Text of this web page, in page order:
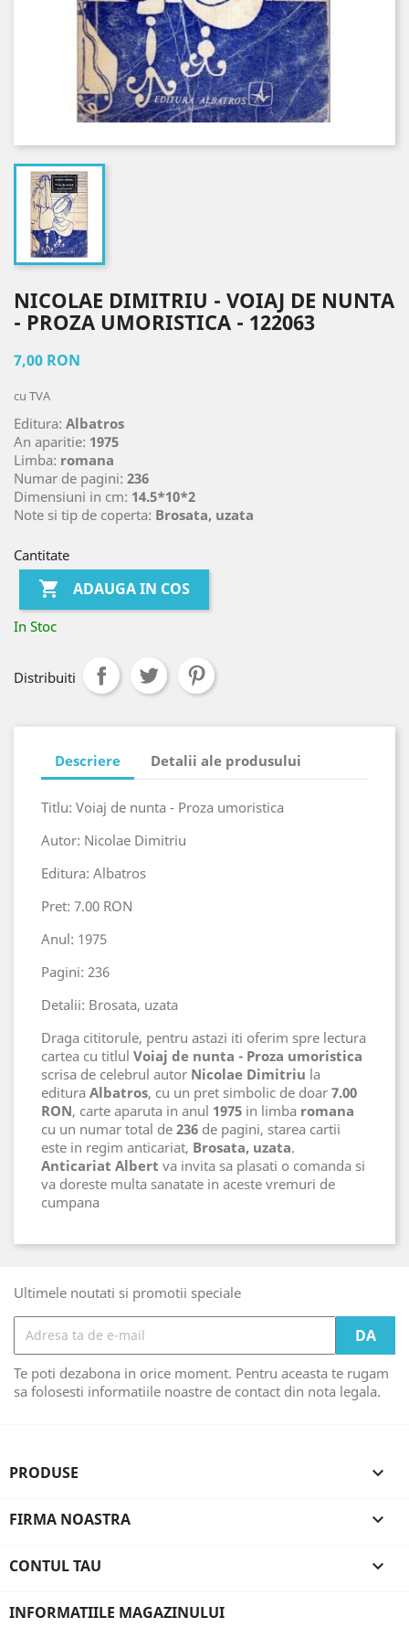
NICOLAE DIMITRIU - VOIAJ DE NUNTA
- PROZA UMORISTICA - 122063
7,00 RON
cu TVA
Editura: Albatros
An aparitie: 1975
Limba: romana
Numar de pagini: 236
Dimensiuni in cm: 14.5*10*2
Note si tip de coperta: Brosata, uzata
Cantitate
 ADAUGA IN COS
In Stoc
Distribuiti
Descriere Detalii ale produsului
Titlu: Voiaj de nunta - Proza umoristica
Autor: Nicolae Dimitriu
Editura: Albatros
Pret: 7.00 RON
Anul: 1975
Pagini: 236
Detalii: Brosata, uzata
Draga cititorule, pentru astazi iti oferim spre lectura
cartea cu titlul Voiaj de nunta - Proza umoristica
scrisa de celebrul autor Nicolae Dimitriu la
editura Albatros, cu un pret simbolic de doar 7.00
RON, carte aparuta in anul 1975 in limba romana
cu un numar total de 236 de pagini, starea cartii
este in regim anticariat, Brosata, uzata.
Anticariat Albert va invita sa plasati o comanda si
va doreste multa sanatate in aceste vremuri de
cumpana
Ultimele noutati si promotii speciale
Te poti dezabona in orice moment. Pentru aceasta te rugam
sa folosesti informatiile noastre de contact din nota legala.
PRODUSE 
FIRMA NOASTRA 
CONTUL TAU 
INFORMATIILE MAGAZINULUI